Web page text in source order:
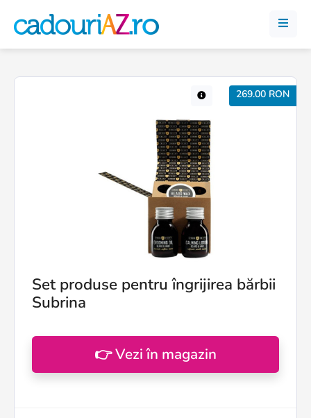
269.00 RON
Set produse pentru îngrijirea bărbii
Subrina
👉 Vezi în magazin